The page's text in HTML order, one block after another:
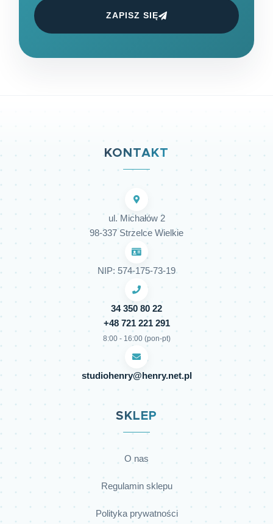
ZAPISZ SIĘ
KONTAKT
ul. Michałów 2
98-337 Strzelce Wielkie
NIP: 574-175-73-19
34 350 80 22
+48 721 221 291
8:00 - 16:00 (pon-pt)
studiohenry@henry.net.pl
SKLEP
O nas
Regulamin sklepu
Polityka prywatności